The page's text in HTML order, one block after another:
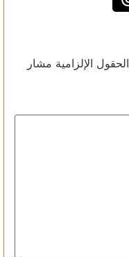
الحقول الإلزامية مشار